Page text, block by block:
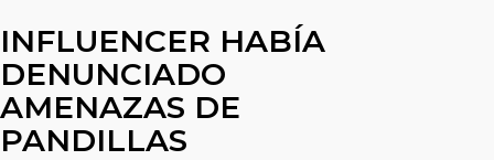
INFLUENCER HABÍA
DENUNCIADO
AMENAZAS DE
PANDILLAS